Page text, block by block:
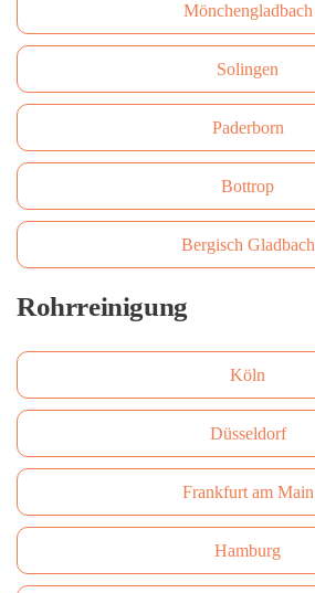
Mönchengladbach
Solingen
Paderborn
Bottrop
Bergisch Gladbach
Rohrreinigung
Köln
Düsseldorf
Frankfurt am Main
Hamburg